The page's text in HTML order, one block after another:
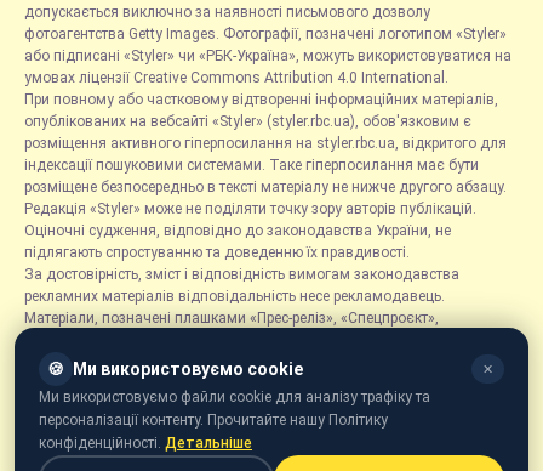
допускається виключно за наявності письмового дозволу
фотоагентства Getty Images. Фотографії, позначені логотипом «Styler»
або підписані «Styler» чи «РБК-Україна», можуть використовуватися на
умовах ліцензії Creative Commons Attribution 4.0 International.
При повному або частковому відтворенні інформаційних матеріалів,
опублікованих на вебсайті «Styler» (styler.rbc.ua), обов'язковим є
розміщення активного гіперпосилання на styler.rbc.ua, відкритого для
індексації пошуковими системами. Таке гіперпосилання має бути
розміщене безпосередньо в тексті матеріалу не нижче другого абзацу.
Редакція «Styler» може не поділяти точку зору авторів публікацій.
Оціночні судження, відповідно до законодавства України, не
підлягають спростуванню та доведенню їх правдивості.
За достовірність, зміст і відповідність вимогам законодавства
рекламних матеріалів відповідальність несе рекламодавець.
Матеріали, позначені плашками «Прес-реліз», «Спецпроєкт»,
розміщуються на правах реклами.
Рубрика «Новини компаній» є інформаційним форматом, що містить
новини, повідомлення та оголошення, пов'язані з діяльністю
компаній, і ґрунтується на інформації, наданій відповідними
компаніями. Редакція не несе відповідальності за достовірність такої
🍪 Ми використовуємо cookie ✕
Ми використовуємо файли cookie для аналізу трафіку та
персоналізації контенту. Прочитайте нашу Політику
конфіденційності. Детальніше